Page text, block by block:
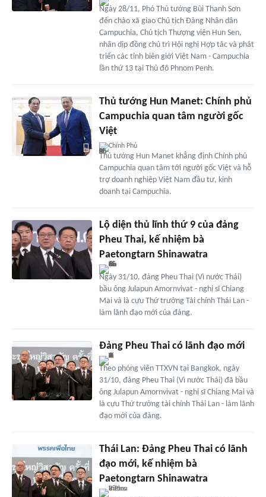
Ngày 28/11, Phó Thủ tướng Bùi Thanh Sơn
đến chào xã giao Chủ tịch Đảng Nhân dân
Campuchia, Chủ tịch Thượng viện Hun Sen,
nhân dịp đồng chủ trì Hội nghị Hợp tác và phát
triển các tỉnh biên giới Việt Nam - Campuchia
lần thứ 13 tại Thủ đô Phnom Penh.
Thủ tướng Hun Manet: Chính phủ
Campuchia quan tâm người gốc
Việt
Chính Phủ
Thủ tướng Hun Manet khẳng định Chính phủ
Campuchia quan tâm tới người gốc Việt và hỗ
trợ doanh nghiệp Việt Nam đầu tư, kinh
doanh tại Campuchia.
Lộ diện thủ lĩnh thứ 9 của đảng
Pheu Thai, kế nhiệm bà
Paetongtarn Shinawatra
Ngày 31/10, đảng Pheu Thai (Vì nước Thái)
bầu ông Julapun Amornvivat - nghị sĩ Chiang
Mai và là cựu Thứ trưởng Tài chính Thái Lan -
làm lãnh đạo mới của đảng.
Đảng Pheu Thai có lãnh đạo mới
Theo phóng viên TTXVN tại Bangkok, ngày
31/10, đảng Pheu Thai (Vì nước Thái) đã bầu
ông Julapun Amornvivat - nghị sĩ Chiang Mai và
là cựu Thứ trưởng tài chính Thái Lan - làm lãnh
đạo mới của đảng.
Thái Lan: Đảng Pheu Thai có lãnh
đạo mới, kế nhiệm bà
Paetongtarn Shinawatra